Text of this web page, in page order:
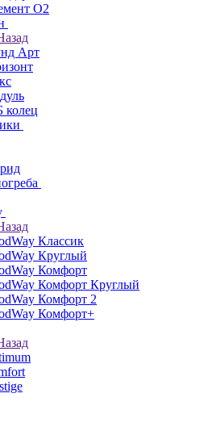
О2
Арт
колец
Классик
Круглый
Комфорт
Комфорт Круглый
Комфорт 2
Комфорт+